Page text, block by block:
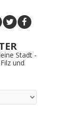
Stadt -
und